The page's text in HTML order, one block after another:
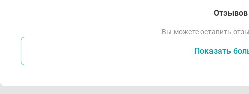
Отзывов
Вы можете оставить
Показать